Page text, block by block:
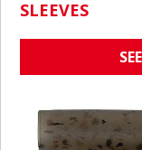
SLEEVES